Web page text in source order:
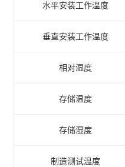
水平安装工作温度
垂直安装工作温度
相对湿度
存储温度
存储湿度
制造测试温度